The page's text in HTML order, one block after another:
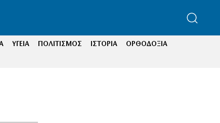
ΥΓΕΙΑ ΠΟΛΙΤΙΣΜΟΣ ΙΣΤΟΡΙΑ
ΟΡΘΟΔΟΞΙΑ